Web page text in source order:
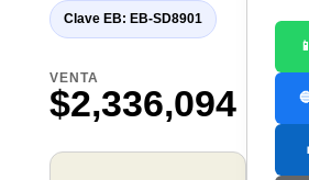
Clave EB: EB-SD8901
VENTA
$2,336,094